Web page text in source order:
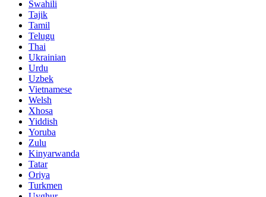
Swahili
Tajik
Tamil
Telugu
Thai
Ukrainian
Urdu
Uzbek
Vietnamese
Welsh
Xhosa
Yiddish
Yoruba
Zulu
Kinyarwanda
Tatar
Oriya
Turkmen